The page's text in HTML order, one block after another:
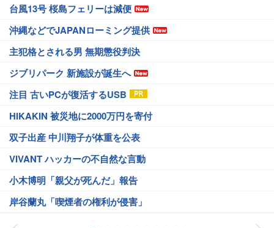
台風13号 桜島フェリーは減便
沖縄などでJAPANローミング提供
主犯格とされる男 無期懲役判決
ジブリパーク 新施設が誕生へ
注目 古いPCが復活するUSB
HIKAKIN 被災地に2000万円を寄付
双子出産 中川翔子が体重を公表
VIVANT ハッカーの不自然な言動
小木博明「親父が死んだ」報告
岸谷蘭丸「喫煙者の権利が侵害」